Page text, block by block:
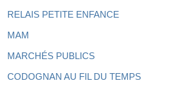
RELAIS PETITE ENFANCE
MAM
MARCHÉS PUBLICS
CODOGNAN AU FIL DU TEMPS